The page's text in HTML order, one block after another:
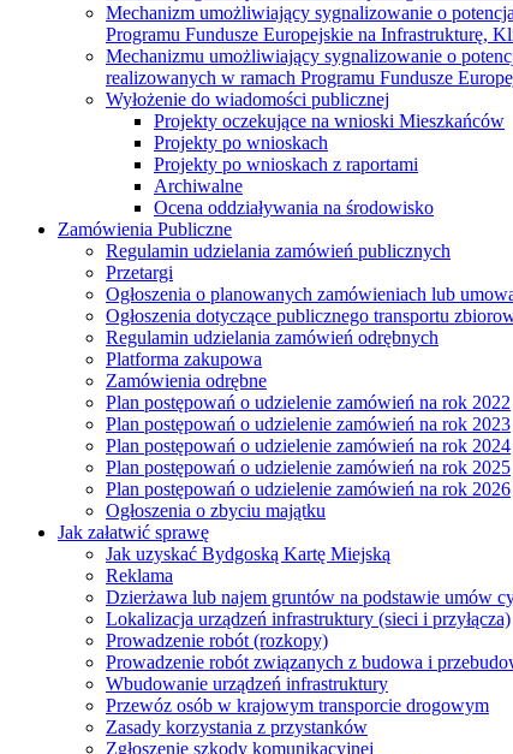
Mechanizm umożliwiający sygnalizowanie o
Programu Fundusze Europejskie na Infrastrukturę,
Mechanizmu umożliwiający sygnalizowanie o
realizowanych w ramach Programu Fundusze
Wyłożenie do wiadomości publicznej
Projekty oczekujące na wnioski Mieszkańców
Projekty po wnioskach
Projekty po wnioskach z raportami
Archiwalne
Ocena oddziaływania na środowisko
Zamówienia Publiczne
Regulamin udzielania zamówień publicznych
Przetargi
Ogłoszenia o planowanych zamówieniach lub
Ogłoszenia dotyczące publicznego transportu
Regulamin udzielania zamówień odrębnych
Platforma zakupowa
Zamówienia odrębne
Plan postępowań o udzielenie zamówień na rok 2022
Plan postępowań o udzielenie zamówień na rok 2023
Plan postępowań o udzielenie zamówień na rok 2024
Plan postępowań o udzielenie zamówień na rok 2025
Plan postępowań o udzielenie zamówień na rok 2026
Ogłoszenia o zbyciu majątku
Jak załatwić sprawę
Jak uzyskać Bydgoską Kartę Miejską
Reklama
Dzierżawa lub najem gruntów na podstawie umów
Lokalizacja urządzeń infrastruktury (sieci i przyłącza)
Prowadzenie robót (rozkopy)
Prowadzenie robót związanych z budowa i
Wbudowanie urządzeń infrastruktury
Przewóz osób w krajowym transporcie drogowym
Zasady korzystania z przystanków
Zgłoszenie szkody komunikacyjnej